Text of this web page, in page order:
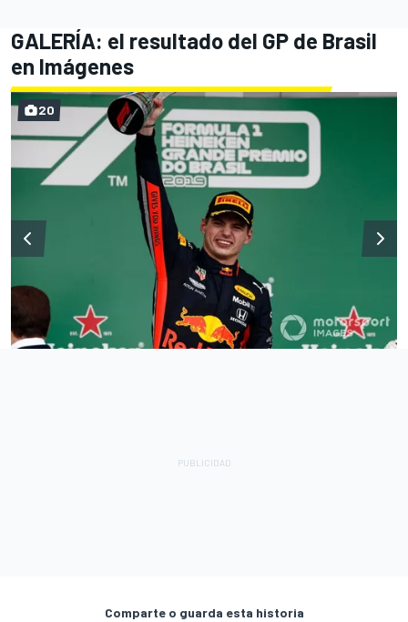
GALERÍA: el resultado del GP de Brasil
en Imágenes
20
Comparte o guarda esta historia